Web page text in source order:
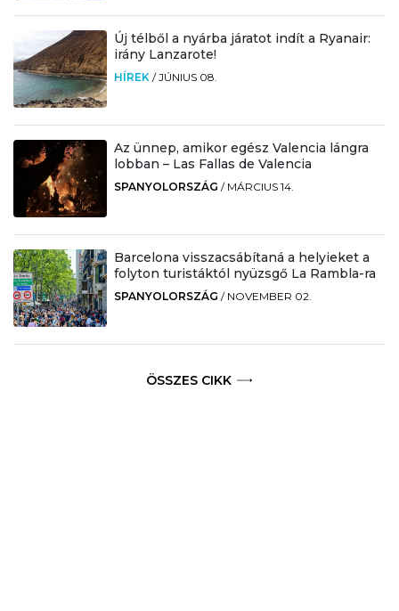
Új télből a nyárba járatot indít a Ryanair:
irány Lanzarote!
HÍREK /JÚNIUS 08.
Az ünnep, amikor egész Valencia lángra
lobban – Las Fallas de Valencia
SPANYOLORSZÁG / MÁRCIUS 14.
Barcelona visszacsábítaná a helyieket a
folyton turistáktól nyüzsgő La Rambla-ra
SPANYOLORSZÁG / NOVEMBER 02.
ÖSSZES CIKK